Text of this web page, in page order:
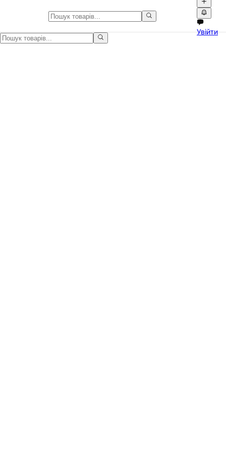
Літні джинсові шорти, які
Літні джинсові шорти, які підкреслюють фігуру та додають
Увійти